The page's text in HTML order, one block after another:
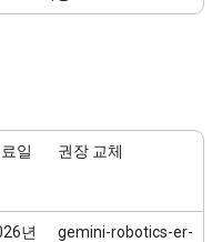
일 권장 교체
년
gemini-robotics-er-